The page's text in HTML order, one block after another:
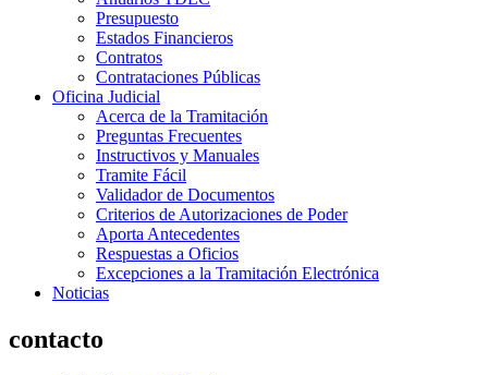
Presupuesto
Estados Financieros
Contratos
Contrataciones Públicas
Oficina Judicial
Acerca de la Tramitación
Preguntas Frecuentes
Instructivos y Manuales
Tramite Fácil
Validador de Documentos
Criterios de Autorizaciones de Poder
Aporta Antecedentes
Respuestas a Oficios
Excepciones a la Tramitación Electrónica
Noticias
contacto